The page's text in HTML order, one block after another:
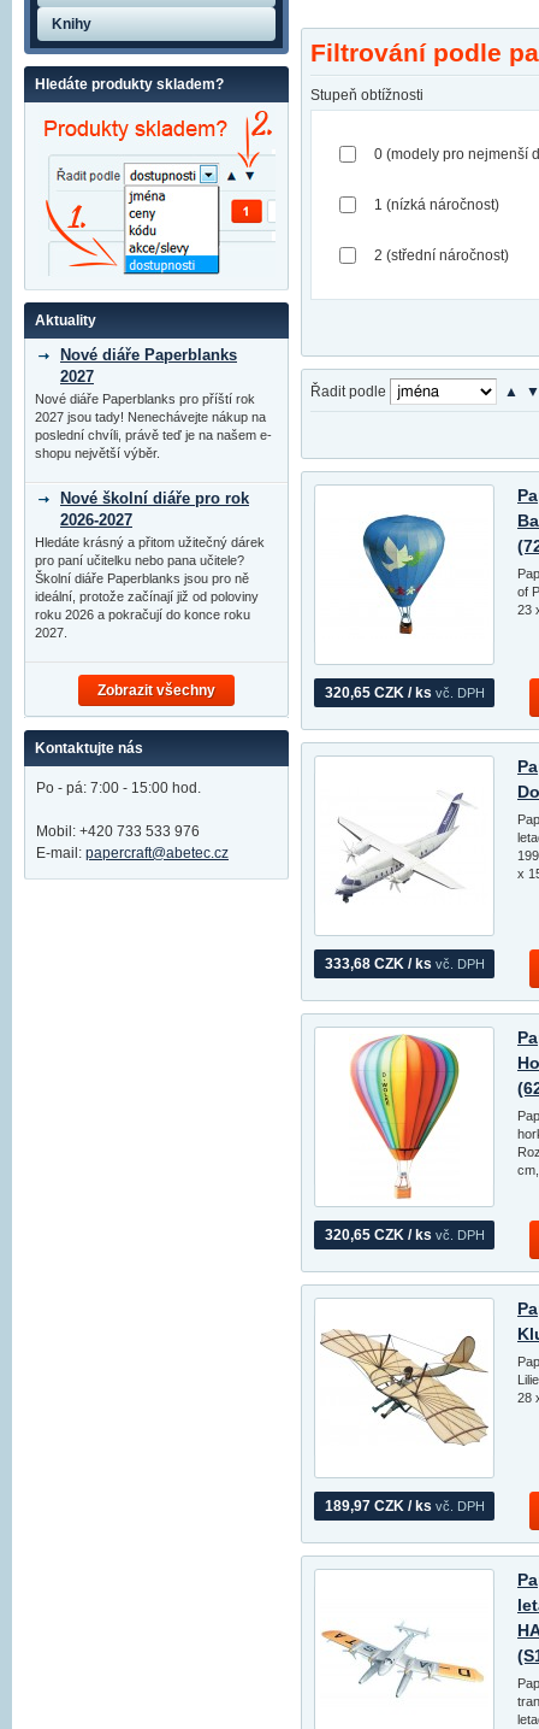
Filtrování podle
Stupeň obtížnosti
0 (modely pro nejmenší
1 (nízká náročnost)
2 (střední náročnost)
Řadit podle ▲
320,65 CZK / ks vč. DPH
of
23
333,68 CZK / ks vč. DPH
x
320,65 CZK / ks vč. DPH
189,97 CZK / ks vč. DPH
28
Knihy
Hledáte produkty skladem?
Aktuality
Nové diáře Paperblanks
2027
Nové diáře Paperblanks pro příští rok
2027 jsou tady! Nenechávejte nákup na
poslední chvíli, právě teď je na našem e-
shopu největší výběr.
Nové školní diáře pro rok
2026-2027
Hledáte krásný a přitom užitečný dárek
pro paní učitelku nebo pana učitele?
Školní diáře Paperblanks jsou pro ně
ideální, protože začínají již od poloviny
roku 2026 a pokračují do konce roku
2027.
Zobrazit všechny
Kontaktujte nás
Po - pá: 7:00 - 15:00 hod.
Mobil: +420 733 533 976
E-mail: papercraft@abetec.cz